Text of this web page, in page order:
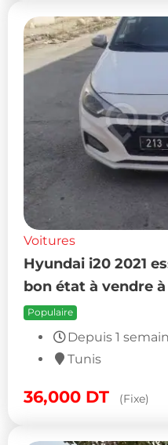
Voitures
Hyundai i20 2021
bon état à vendre à
Populaire
Depuis 1
Tunis
36,000 DT (Fixe)